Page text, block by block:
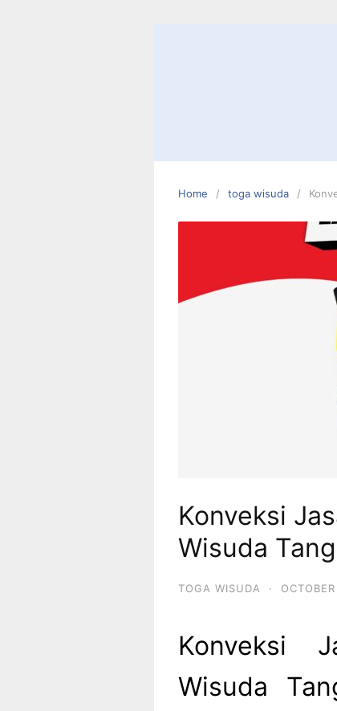
Home toga wisuda
Konveksi
Wisuda
TOGA WISUDA ·
Konveksi
Wisuda